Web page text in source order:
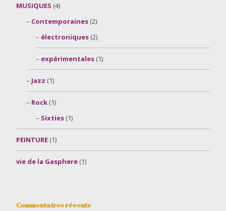
MUSIQUES (4)
Contemporaines(2)
électroniques (2)
expérimentales (1)
Jazz (1)
Rock(1)
Sixties (1)
PEINTURE (1)
vie de la Gasphere (1)
Commentaires récents